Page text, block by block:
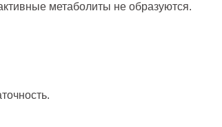
метаболиты не образуются.